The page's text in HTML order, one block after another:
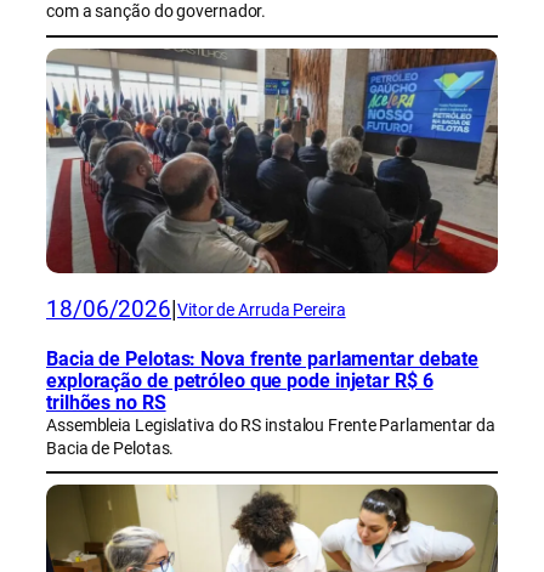
com a sanção do governador.
18/06/2026 Vitor de Arruda Pereira
Bacia de Pelotas: Nova frente parlamentar debate
exploração de petróleo que pode injetar R$ 6
trilhões no RS
Assembleia Legislativa do RS instalou Frente Parlamentar da
Bacia de Pelotas.